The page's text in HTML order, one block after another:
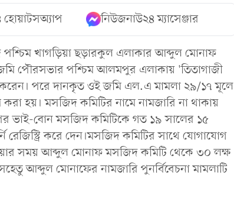
নিউজনাউ২৪ ম্যাসেঞ্জার
পশ্চিম খাগড়িয়া ছড়ারকুল এলাকার আব্দুল মোনাফ
জমি পৌরসভার পশ্চিম আলমপুর এলাকায় 'তিতাগাজী
পরে দানকৃত ওই জমি এল.এ মামলা ২৯/১৭ মূলে
হয়। মসজিদ কমিটির নামে নামজারি না থাকায়
ভাই-বোন মসজিদ কমিটিকে গত ১৯ সালের ১৫
করে দেন।মসজিদ কমিটির সাথে যোগাযোগ
সময় আব্দুল মোনাফ মসজিদ কমিটি থেকে ৩০ লক্ষ
আব্দুল মোনাফের নামজারি পুনর্বিবেচনা মামলাটি